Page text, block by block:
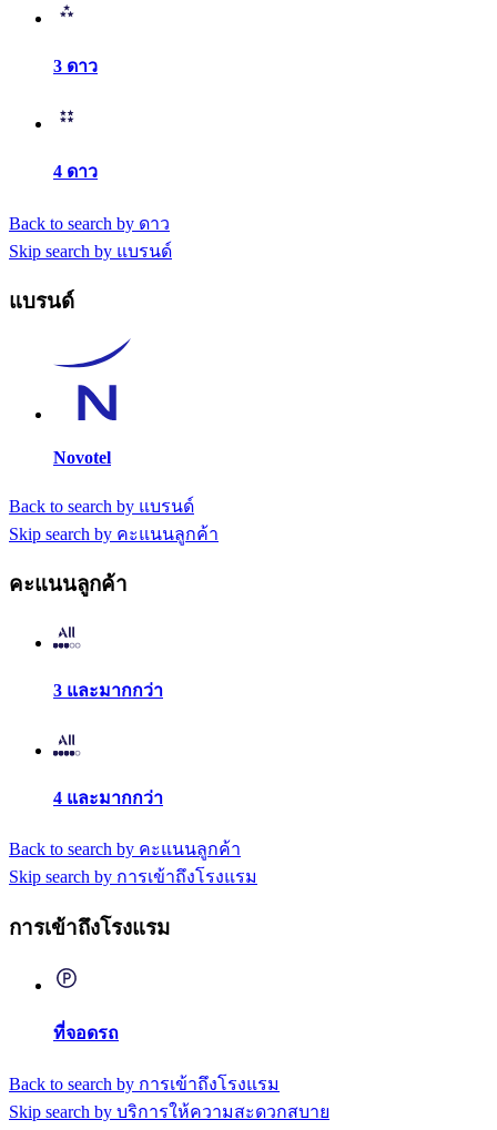
3 ดาว
4 ดาว
Back to search by ดาว
Skip search by แบรนด์
แบรนด์
Novotel
Back to search by แบรนด์
Skip search by คะแนนลูกค้า
คะแนนลูกค้า
3 และมากกว่า
4 และมากกว่า
Back to search by คะแนนลูกค้า
Skip search by การเข้าถึงโรงแรม
การเข้าถึงโรงแรม
ที่จอดรถ
Back to search by การเข้าถึงโรงแรม
Skip search by บริการให้ความสะดวกสบาย